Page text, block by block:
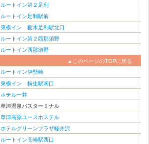
ルートイン第２足利
ルートイン足利駅前
東横イン 栃木足利駅北口
ルートイン第２西那須野
ルートイン西那須野
▲このページのTOPに戻る
ルートイン伊勢崎
東横イン 桐生駅南口
ホテル一井
草津温泉バスターミナル
草津高原ユースホステル
ホテルグリーンプラザ軽井沢
ルートイン高崎駅西口